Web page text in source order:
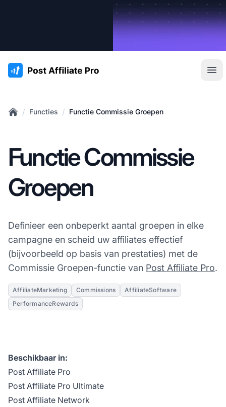
:site.title
/ Functies / Functie Commissie Groepen
Functie Commissie
Groepen
Definieer een onbeperkt aantal groepen in elke
campagne en scheid uw affiliates effectief
(bijvoorbeeld op basis van prestaties) met de
Commissie Groepen-functie van Post Affiliate Pro.
AffiliateMarketing Commissions
AffiliateSoftware
PerformanceRewards
Beschikbaar in:
Post Affiliate Pro
Post Affiliate Pro Ultimate
Post Affiliate Network